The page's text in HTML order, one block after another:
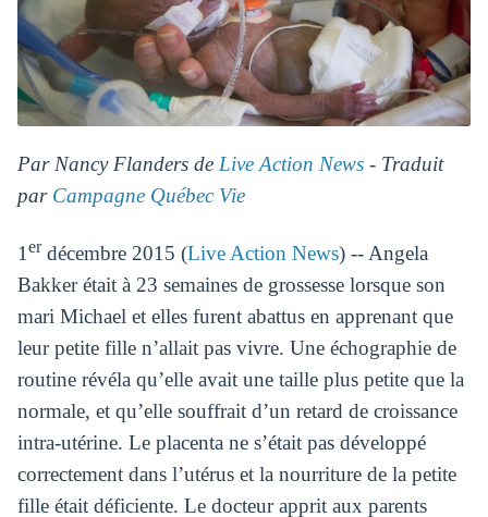
Par Nancy Flanders de Live Action News- Traduit
par Campagne Québec Vie
1erdécembre 2015 (Live Action News) -- Angela
Bakker était à 23 semaines de grossesse lorsque son
mari Michael et elles furent abattus en apprenant que
leur petite fille n’allait pas vivre. Une échographie de
routine révéla qu’elle avait une taille plus petite que la
normale, et qu’elle souffrait d’un retard de croissance
intra-utérine. Le placenta ne s’était pas développé
correctement dans l’utérus et la nourriture de la petite
fille était déficiente. Le docteur apprit aux parents